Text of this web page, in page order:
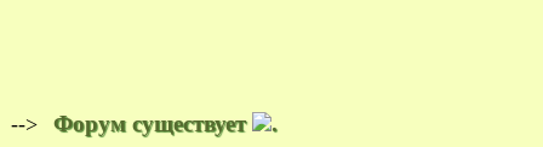
--> Форум существует .